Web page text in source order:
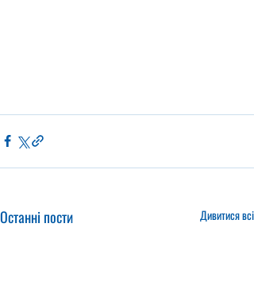
Останні пости Дивитися всі